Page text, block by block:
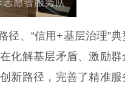
、“信用+基层治理”典
化解基层矛盾、激励群
新路径，完善了精准服